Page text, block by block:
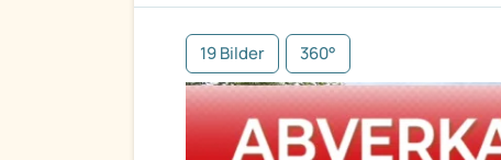
19 Bilder 360°